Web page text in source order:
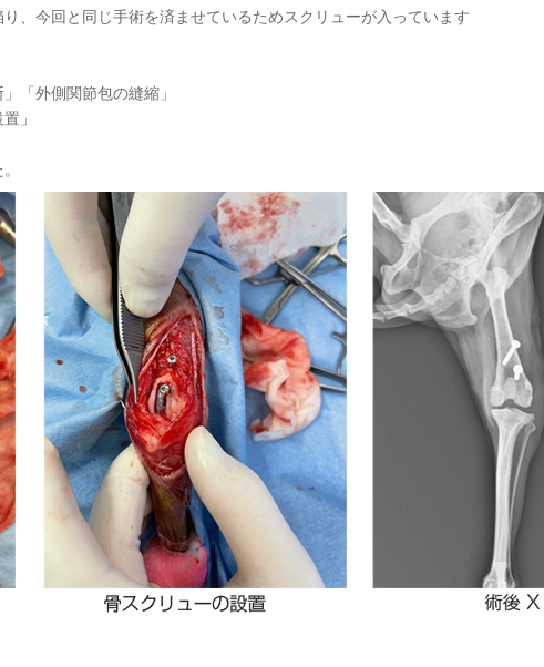
、今回と同じ手術を済ませているためスクリューが入っています
「外側関節包の縫縮」
」